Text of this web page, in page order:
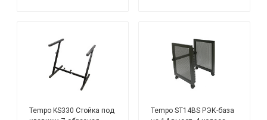
Tempo KS330 Стойка под
Tempo ST14BS РЭК-база